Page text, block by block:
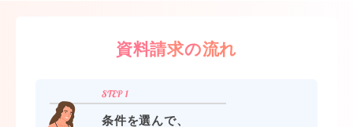
資料請求の流れ
条件を選んで、